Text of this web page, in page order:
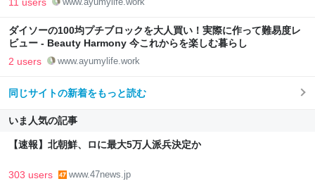
ダイソーの100均プチブロックを大人買い！実際に作って難易度レ
ビュー - Beauty Harmony 今これからを楽しむ暮らし
2 users www.ayumylife.work
同じサイトの新着をもっと読む
いま人気の記事
【速報】北朝鮮、ロに最大5万人派兵決定か
303 users www.47news.jp